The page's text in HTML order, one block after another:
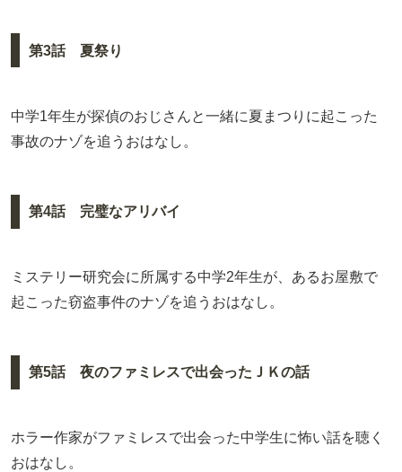
第3話 夏祭り
中学1年生が探偵のおじさんと一緒に夏まつりに起こった
事故のナゾを追うおはなし。
第4話 完璧なアリバイ
ミステリー研究会に所属する中学2年生が、あるお屋敷で
起こった窃盗事件のナゾを追うおはなし。
第5話 夜のファミレスで出会ったＪＫの話
ホラー作家がファミレスで出会った中学生に怖い話を聴く
おはなし。